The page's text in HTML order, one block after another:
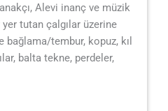
Alevi inanç ve müzik
tutan çalgılar üzerine
bağlama/tembur, kopuz, kıl
balta tekne, perdeler,